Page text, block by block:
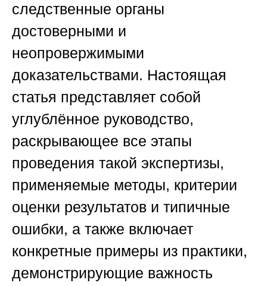
следственные органы
достоверными и
неопровержимыми
доказательствами. Настоящая
статья представляет собой
углублённое руководство,
раскрывающее все этапы
проведения такой экспертизы,
применяемые методы, критерии
оценки результатов и типичные
ошибки, а также включает
конкретные примеры из практики,
демонстрирующие важность